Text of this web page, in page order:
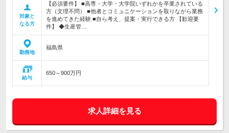
対象と
なる方
【必須要件】 ■高専・大学・大学院いずれかを卒業されている
方（文理不問） ■他者とコミュニケーションを取りながら業務
を進めてきた経験 ■自ら考え、提案・実行できる方 【歓迎要
件】 ◆生産管…
勤務地
福島県
給与
650～900万円
求人詳細を見る